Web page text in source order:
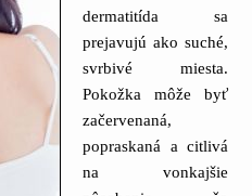
dermatitída sa
prejavujú ako suché,
svrbivé miesta.
Pokožka môže byť
začervenaná,
popraskaná a citlivá
na vonkajšie